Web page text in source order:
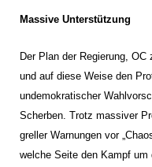
Massive Unterstützung
Der Plan der Regierung,
und auf diese Weise den
undemokratischer
Scherben. Trotz massiver
greller Warnungen vor
welche Seite den Kampf